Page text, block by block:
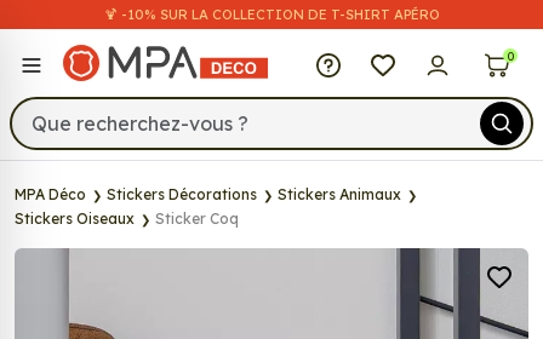
🍹 -10% SUR LA COLLECTION DE T-SHIRT APÉRO
MPA Déco 0
MPA Déco Stickers Décorations
Stickers Animaux
Stickers Oiseaux
Sticker Coq